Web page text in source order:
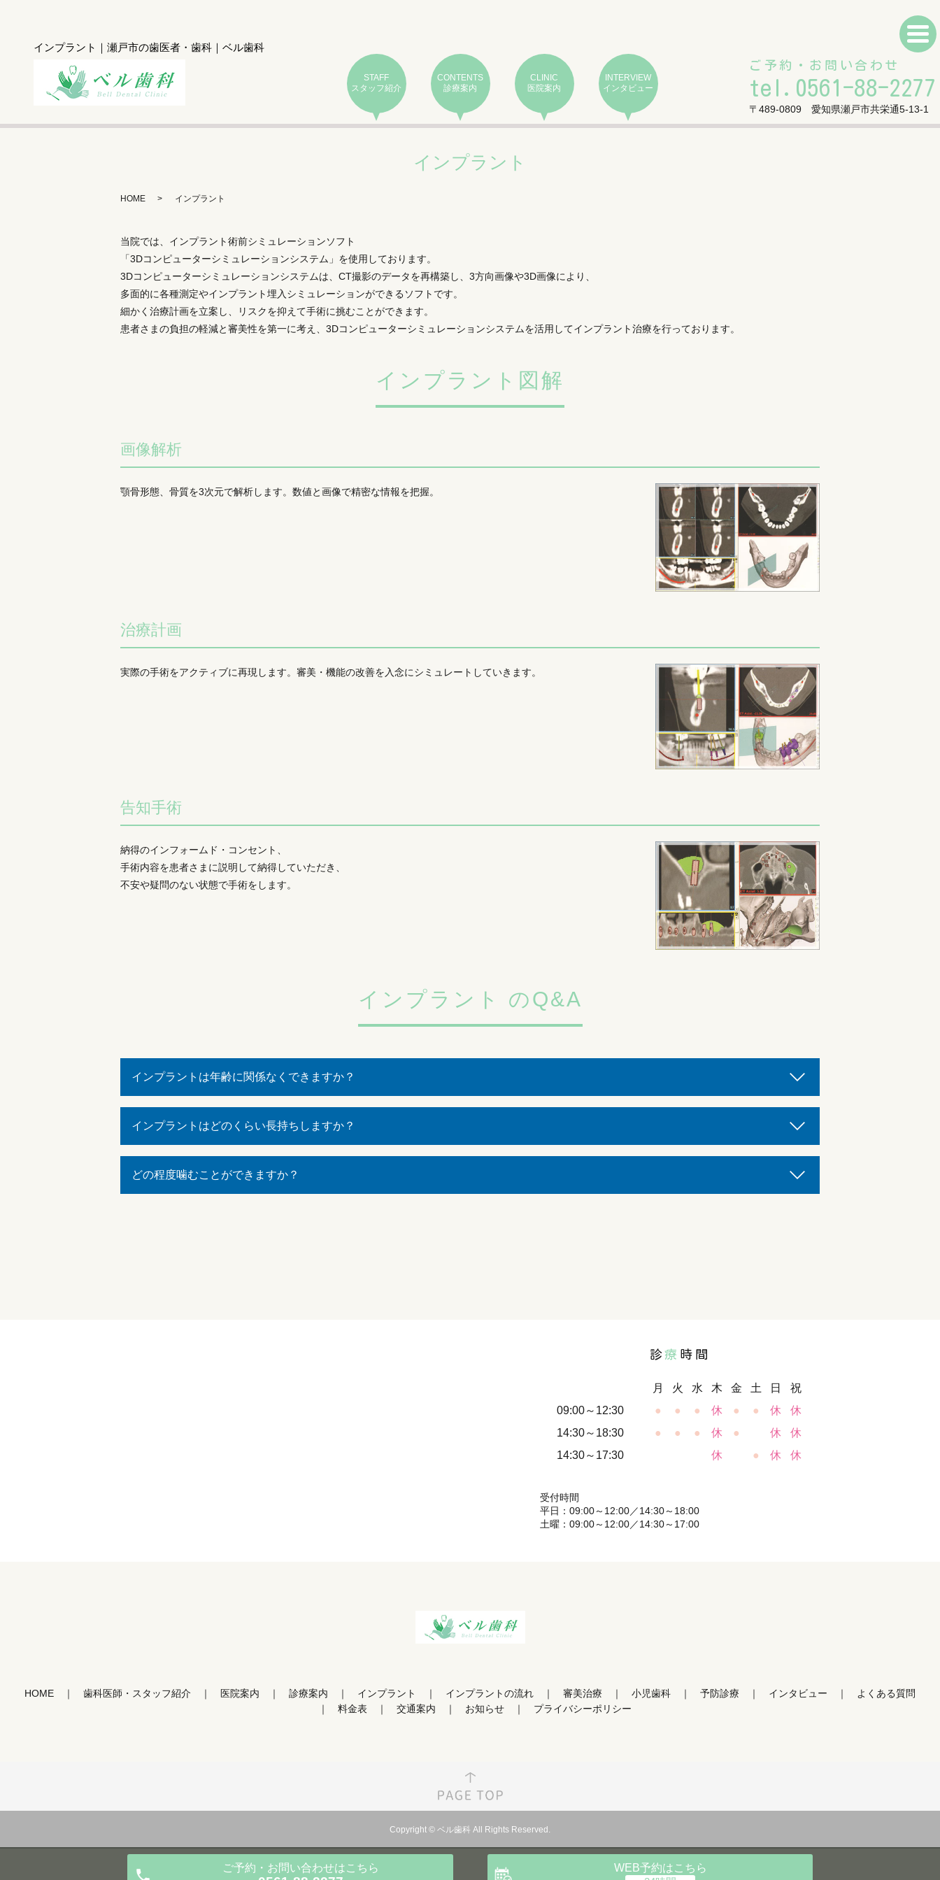
インプラント｜瀬戸市の歯医者・歯科｜ベル歯科
STAFF
スタッフ紹介
CONTENTS
診療案内
CLINIC
医院案内
INTERVIEW
インタビュー
ご予約・お問い合わせ
tel.0561-88-2277
〒489-0809 愛知県瀬戸市共栄通5-13-1
インプラント
HOME インプラント
当院では、インプラント術前シミュレーションソフト
「3Dコンピューターシミュレーションシステム」を使用しております。
3Dコンピューターシミュレーションシステムは、CT撮影のデータを再構築し、3方向画像や3D画像により、
多面的に各種測定やインプラント埋入シミュレーションができるソフトです。
細かく治療計画を立案し、リスクを抑えて手術に挑むことができます。
患者さまの負担の軽減と審美性を第一に考え、3Dコンピューターシミュレーションシステムを活用してインプラント治療を行っております。
インプラント図解
画像解析
顎骨形態、骨質を3次元で解析します。数値と画像で精密な情報を把握。
治療計画
実際の手術をアクティブに再現します。審美・機能の改善を入念にシミュレートしていきます。
告知手術
納得のインフォームド・コンセント、
手術内容を患者さまに説明して納得していただき、
不安や疑問のない状態で手術をします。
インプラント のQ&A
インプラントは年齢に関係なくできますか？
インプラントはどのくらい長持ちしますか？
どの程度噛むことができますか？
ご予約・お問い合わせはこちら WEB予約はこちら
診療 時間
月 火 水 木 金 土 日
祝
09:00～12:30
● ● ● 休 ● ● 休
休
14:30～18:30
● ● ● 休 ● 休
休
14:30～17:30
休 ● 休 休
受付時間
平日：09:00～12:00／14:30～18:00
土曜：09:00～12:00／14:30～17:00
HOME 歯科医師・スタッフ紹介 医院案内 診療案内 インプラント インプラントの流れ 審美治療 小児歯科 予防診療 インタビュー
よくある質問
料金表
交通案内 お知らせ プライバシーポリシー
Copyright © ベル歯科 All Rights Reserved.